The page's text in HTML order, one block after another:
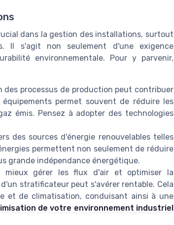
dans la gestion des installations, surtout
Il s'agit non seulement d'une exigence
environnementale. Pour y parvenir,
des processus de production peut contribuer
permet souvent de réduire les
émis. Pensez à adopter des technologies
des sources d'énergie renouvelables telles
permettent non seulement de réduire
grande indépendance énergétique.
mieux gérer les flux d'air et optimiser la
stratificateur peut s'avérer rentable. Cela
et de climatisation, conduisant ainsi à une
de votre environnement industriel